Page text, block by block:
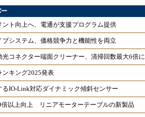
ー
ト向上へ、電通が支援プログラム提供
システム、価格競争力と機能性を両立
光コネクター端面クリーナー、清掃回数最大6倍に
キング2025発表
IO-Link対応ダイナミック傾斜センサー
倍以上向上 リニアモーターテーブルの新製品